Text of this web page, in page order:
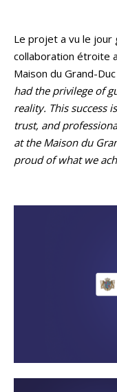
Le projet a vu le jour
collaboration étroite
Maison du Grand-
had the privilege of
reality. This success
trust, and
at the Maison du
proud of what we